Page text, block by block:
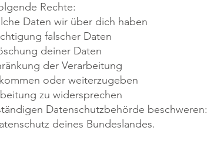
Rechte:
Daten wir über dich haben
falscher Daten
deiner Daten
der Verarbeitung
oder weiterzugeben
zu widersprechen
Datenschutzbehörde beschweren:
deines Bundeslandes.